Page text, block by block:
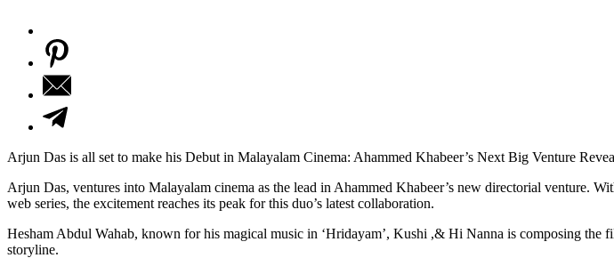
Arjun Das is all set to make his Debut in Malayalam Cinema: Ahammed Khabeer’s Next Big Venture
Arjun Das, ventures into Malayalam cinema as the lead in Ahammed Khabeer’s new directorial venture.
web series, the excitement reaches its peak for this duo’s latest collaboration.
Hesham Abdul Wahab, known for his magical music in ‘Hridayam’, Kushi ,& Hi Nanna is composing the
storyline.